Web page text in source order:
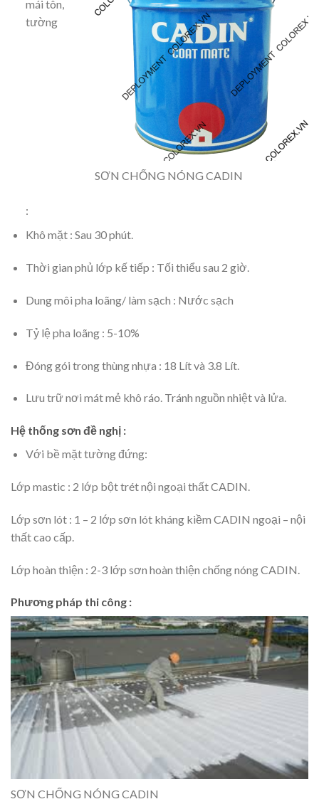
SƠN CHỐNG NÓNG CADIN
mái tôn,
tường
:
Khô mặt : Sau 30 phút.
Thời gian phủ lớp kế tiếp : Tối thiểu sau 2 giờ.
Dung môi pha loãng/ làm sạch : Nước sạch
Tỷ lệ pha loãng : 5-10%
Đóng gói trong thùng nhựa : 18 Lít và 3.8 Lít.
Lưu trữ nơi mát mẻ khô ráo. Tránh nguồn nhiệt và lửa.
Hệ thống sơn đề nghị :
Với bề mặt tường đứng:
Lớp mastic : 2 lớp bột trét nội ngoại thất CADIN.
Lớp sơn lót : 1 – 2 lớp sơn lót kháng kiềm CADIN ngoại – nội
thất cao cấp.
Lớp hoàn thiện : 2-3 lớp sơn hoàn thiện chống nóng CADIN.
Phương pháp thi công :
SƠN CHỐNG NÓNG CADIN